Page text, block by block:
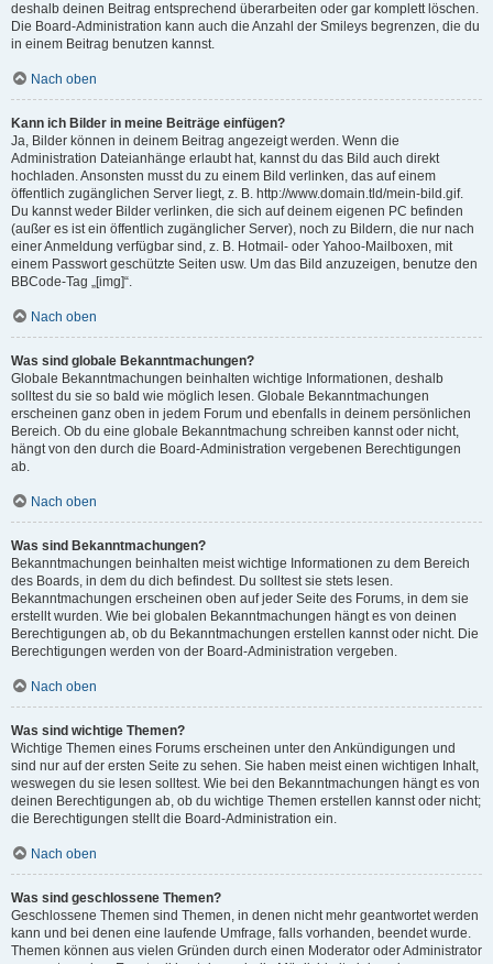
deshalb deinen Beitrag entsprechend überarbeiten oder gar komplett löschen.
Die Board-Administration kann auch die Anzahl der Smileys begrenzen, die du
in einem Beitrag benutzen kannst.
Nach oben
Kann ich Bilder in meine Beiträge einfügen?
Ja, Bilder können in deinem Beitrag angezeigt werden. Wenn die
Administration Dateianhänge erlaubt hat, kannst du das Bild auch direkt
hochladen. Ansonsten musst du zu einem Bild verlinken, das auf einem
öffentlich zugänglichen Server liegt, z. B. http://www.domain.tld/mein-bild.gif.
Du kannst weder Bilder verlinken, die sich auf deinem eigenen PC befinden
(außer es ist ein öffentlich zugänglicher Server), noch zu Bildern, die nur nach
einer Anmeldung verfügbar sind, z. B. Hotmail- oder Yahoo-Mailboxen, mit
einem Passwort geschützte Seiten usw. Um das Bild anzuzeigen, benutze den
BBCode-Tag „[img]“.
Nach oben
Was sind globale Bekanntmachungen?
Globale Bekanntmachungen beinhalten wichtige Informationen, deshalb
solltest du sie so bald wie möglich lesen. Globale Bekanntmachungen
erscheinen ganz oben in jedem Forum und ebenfalls in deinem persönlichen
Bereich. Ob du eine globale Bekanntmachung schreiben kannst oder nicht,
hängt von den durch die Board-Administration vergebenen Berechtigungen
ab.
Nach oben
Was sind Bekanntmachungen?
Bekanntmachungen beinhalten meist wichtige Informationen zu dem Bereich
des Boards, in dem du dich befindest. Du solltest sie stets lesen.
Bekanntmachungen erscheinen oben auf jeder Seite des Forums, in dem sie
erstellt wurden. Wie bei globalen Bekanntmachungen hängt es von deinen
Berechtigungen ab, ob du Bekanntmachungen erstellen kannst oder nicht. Die
Berechtigungen werden von der Board-Administration vergeben.
Nach oben
Was sind wichtige Themen?
Wichtige Themen eines Forums erscheinen unter den Ankündigungen und
sind nur auf der ersten Seite zu sehen. Sie haben meist einen wichtigen Inhalt,
weswegen du sie lesen solltest. Wie bei den Bekanntmachungen hängt es von
deinen Berechtigungen ab, ob du wichtige Themen erstellen kannst oder nicht;
die Berechtigungen stellt die Board-Administration ein.
Nach oben
Was sind geschlossene Themen?
Geschlossene Themen sind Themen, in denen nicht mehr geantwortet werden
kann und bei denen eine laufende Umfrage, falls vorhanden, beendet wurde.
Themen können aus vielen Gründen durch einen Moderator oder Administrator